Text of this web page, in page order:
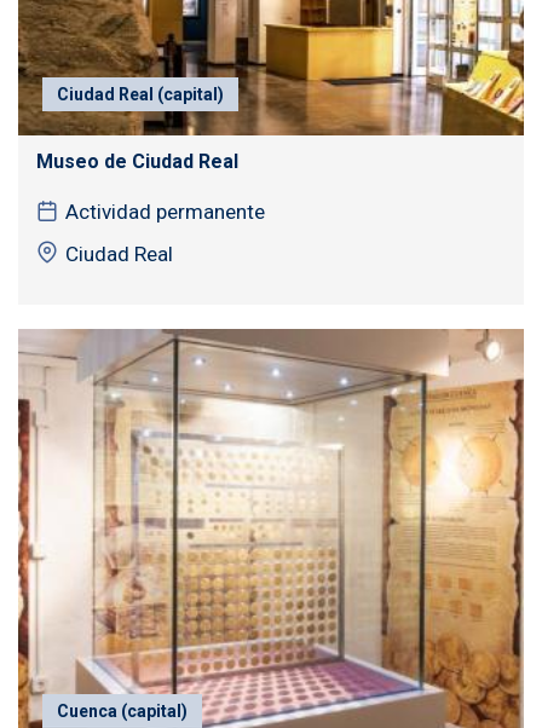
Ciudad Real (capital)
Museo de Ciudad Real
Actividad permanente
Ciudad Real
Cuenca (capital)